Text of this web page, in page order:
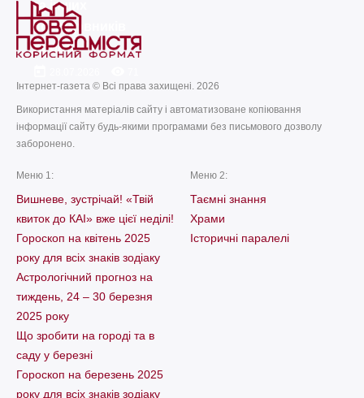
та інших
послідовників
Христа
Інтернет-газета © Всі права захищені. 2026
Використання матеріалів сайту і автоматизоване копіювання
інформації сайту будь-якими програмами без письмового дозволу
заборонено.
Меню 1:
Вишневе, зустрічай! «Твій
квиток до КАІ» вже цієї неділі!
Гороскоп на квітень 2025
року для всіх знаків зодіаку
Астрологічний прогноз на
тиждень, 24 – 30 березня
2025 року
Що зробити на городі та в
саду у березні
Гороскоп на березень 2025
року для всіх знаків зодіаку
Меню 2:
Таємні знання
Храми
Історичні паралелі